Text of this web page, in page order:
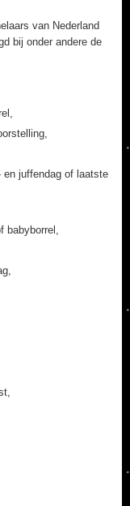
van Nederland
bij onder andere de
juffendag of laatste
babyborrel,